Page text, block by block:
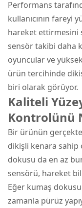
Performans
kullanıcının fareyi
hareket ettirmesini
sensör takibi daha
oyuncular ve
ürün tercihinde
biri olarak görüyor.
Kaliteli
Kontrolünü
Bir ürünün
dikişli kenara sahip
dokusu da en az
sensörü, hareket
Eğer kumaş
zamanla pürüz